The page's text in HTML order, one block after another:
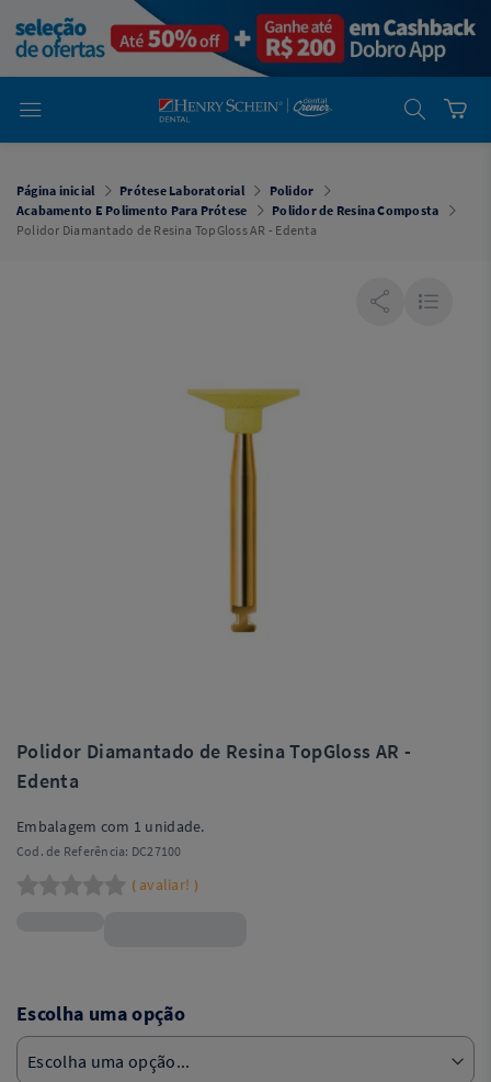
Dental
Cremer -
Henry Schein
Laboratório
Laboratório
Cremer -
Henry Schein
Página inicial Prótese Laboratorial
Polidor
Acabamento E Polimento Para Prótese
Polidor de Resina Composta
Polidor Diamantado de Resina TopGloss AR - Edenta
Polidor Diamantado de Resina TopGloss AR -
Edenta
Embalagem com 1 unidade.
Cod. de Referência: DC27100
( avaliar! )
Escolha uma opção